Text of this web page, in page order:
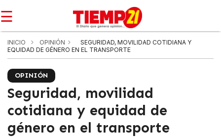
☰
INICIO OPINIÓN
SEGURIDAD, MOVILIDAD COTIDIANA Y
EQUIDAD DE GÉNERO EN EL TRANSPORTE
OPINIÓN
Seguridad, movilidad
cotidiana y equidad de
género en el transporte